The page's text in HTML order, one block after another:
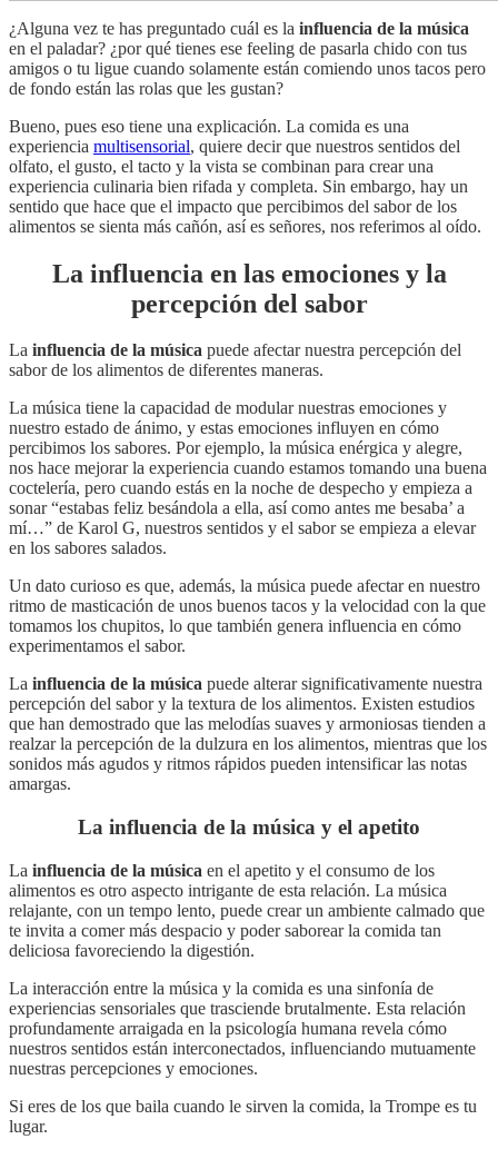
¿Alguna vez te has preguntado cuál es la influencia de la música
en el paladar? ¿por qué tienes ese feeling de pasarla chido con tus
amigos o tu ligue cuando solamente están comiendo unos tacos pero
de fondo están las rolas que les gustan?
Bueno, pues eso tiene una explicación. La comida es una
experiencia multisensorial, quiere decir que nuestros sentidos del
olfato, el gusto, el tacto y la vista se combinan para crear una
experiencia culinaria bien rifada y completa. Sin embargo, hay un
sentido que hace que el impacto que percibimos del sabor de los
alimentos se sienta más cañón, así es señores, nos referimos al oído.
La influencia en las emociones y la
percepción del sabor
La influencia de la música puede afectar nuestra percepción del
sabor de los alimentos de diferentes maneras.
La música tiene la capacidad de modular nuestras emociones y
nuestro estado de ánimo, y estas emociones influyen en cómo
percibimos los sabores. Por ejemplo, la música enérgica y alegre,
nos hace mejorar la experiencia cuando estamos tomando una buena
coctelería, pero cuando estás en la noche de despecho y empieza a
sonar “estabas feliz besándola a ella, así como antes me besaba’ a
mí…” de Karol G, nuestros sentidos y el sabor se empieza a elevar
en los sabores salados.
Un dato curioso es que, además, la música puede afectar en nuestro
ritmo de masticación de unos buenos tacos y la velocidad con la que
tomamos los chupitos, lo que también genera influencia en cómo
experimentamos el sabor.
La influencia de la música puede alterar significativamente nuestra
percepción del sabor y la textura de los alimentos. Existen estudios
que han demostrado que las melodías suaves y armoniosas tienden a
realzar la percepción de la dulzura en los alimentos, mientras que los
sonidos más agudos y ritmos rápidos pueden intensificar las notas
amargas.
La influencia de la música y el apetito
La influencia de la música en el apetito y el consumo de los
alimentos es otro aspecto intrigante de esta relación. La música
relajante, con un tempo lento, puede crear un ambiente calmado que
te invita a comer más despacio y poder saborear la comida tan
deliciosa favoreciendo la digestión.
La interacción entre la música y la comida es una sinfonía de
experiencias sensoriales que trasciende brutalmente. Esta relación
profundamente arraigada en la psicología humana revela cómo
nuestros sentidos están interconectados, influenciando mutuamente
nuestras percepciones y emociones.
Si eres de los que baila cuando le sirven la comida, la Trompe es tu
lugar.